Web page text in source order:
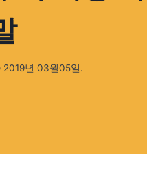
2019년 03월05일.